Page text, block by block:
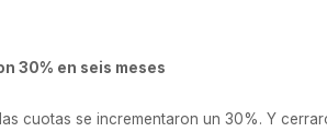
30% en seis meses
cuotas se incrementaron un 30%. Y